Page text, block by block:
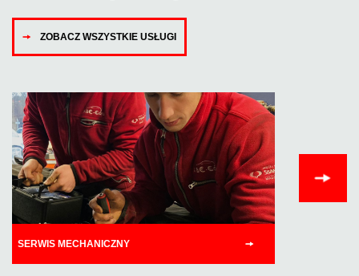
ZOBACZ WSZYSTKIE USŁUGI
SERWIS MECHANICZNY